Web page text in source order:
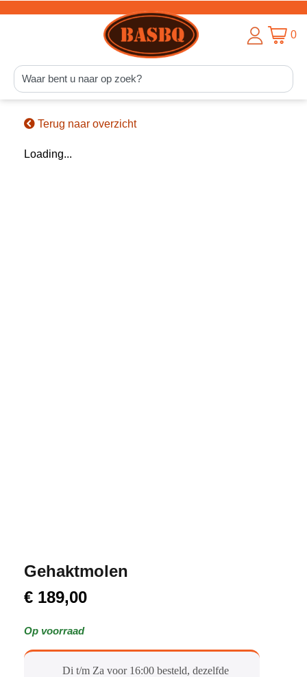
0
Terug naar overzicht
Loading...
Gehaktmolen
€ 189,00
Op voorraad
Di t/m Za voor 16:00 besteld, dezelfde